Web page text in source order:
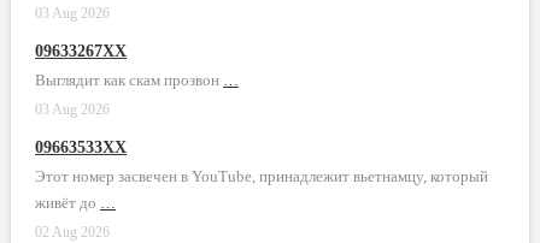
03 Aug 2026
09633267XX
Выглядит как скам прозвон …
03 Aug 2026
09663533XX
Этот номер засвечен в YouTube, принадлежит вьетнамцу, который
живёт до …
02 Aug 2026